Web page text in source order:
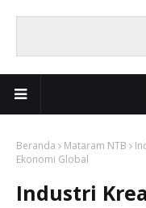
Beranda Mataram NTB
Ekonomi Global
Industri